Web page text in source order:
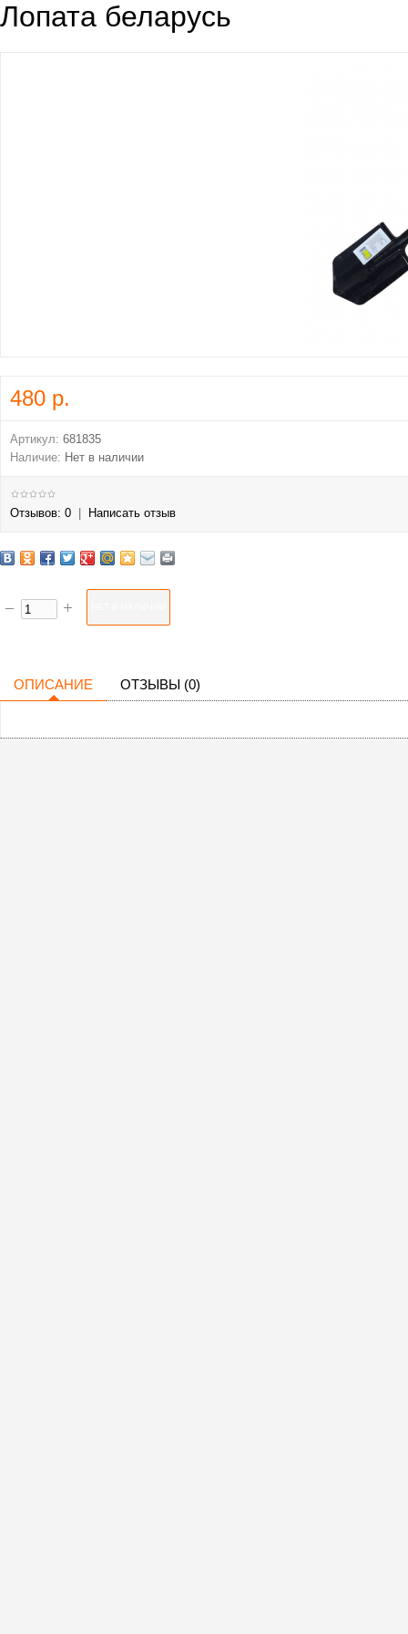
Лопата беларусь
480 р.
Артикул: 681835
Наличие: Нет в наличии
Отзывов: 0 Написать отзыв
ОПИСАНИЕ ОТЗЫВЫ (0)